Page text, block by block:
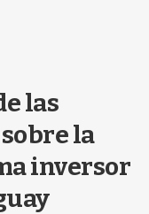
e
las
la
inversor